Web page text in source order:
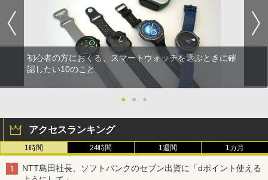
初心者の方におくる、スマートウォッチを選ぶときに確
認したい10のこと
● ● ●
アクセスランキング
1時間 24時間 1週間 1カ月
NTT島田社長、ソフトバンクのセブン出資に「dポイント使える